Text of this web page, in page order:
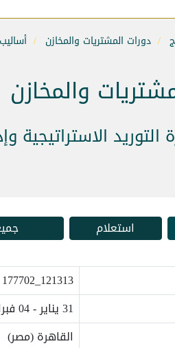
دورات المشتريات والمخازن
والمخازن
التوريد الاستراتيجية
استعلام
121313_177702
31 يناير - 04 فبراير 2027
القاهرة (مصر)